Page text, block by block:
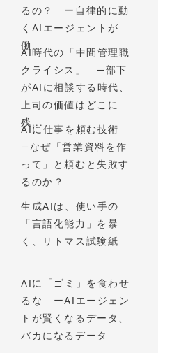
るの？ ー自律的に動
くAIエージェントが
働...
AI時代の「中間管理職
クライシス」 —部下
がAIに相談する時代、
上司の価値はどこに
残...
AIに仕事を頼む技術
—なぜ「営業資料を作
って」と頼むと失敗す
るのか？
生成AIは、使い手の
「言語化能力」を暴
く、リトマス試験紙
AIに「ゴミ」を食わせ
るな ーAIエージェン
トが賢くなるデータ、
バカになるデータ